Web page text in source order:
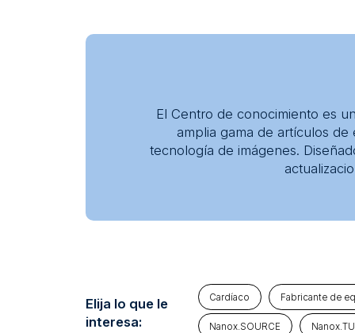
Acerca de
El Centro de conocimiento es
amplia gama de artículos
tecnología de imágenes.
Elija lo que le
interesa:
Cardíaco Fabricante de
Nanox.SOURCE